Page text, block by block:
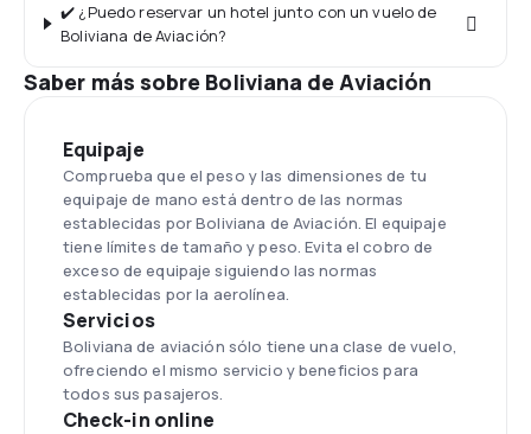
✔️ ¿Puedo reservar un hotel junto con un vuelo de
Boliviana de Aviación?
Saber más sobre Boliviana de Aviación
Equipaje
Comprueba que el peso y las dimensiones de tu
equipaje de mano está dentro de las normas
establecidas por Boliviana de Aviación. El equipaje
tiene límites de tamaño y peso. Evita el cobro de
exceso de equipaje siguiendo las normas
establecidas por la aerolínea.
Servicios
Boliviana de aviación sólo tiene una clase de vuelo,
ofreciendo el mismo servicio y beneficios para
todos sus pasajeros.
Check-in online